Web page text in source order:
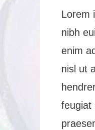
Lorem
nibh
enim
nisl ut
feugiat